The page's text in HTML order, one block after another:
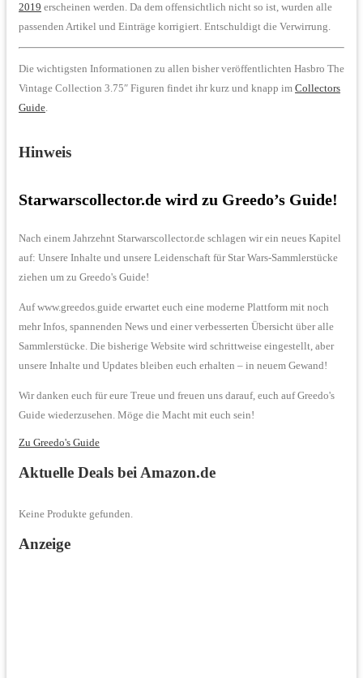
2019 erscheinen werden. Da dem offensichtlich nicht so ist, wurden alle
passenden Artikel und Einträge korrigiert. Entschuldigt die Verwirrung.
Die wichtigsten Informationen zu allen bisher veröffentlichten Hasbro The
Vintage Collection 3.75″ Figuren findet ihr kurz und knapp im Collectors
Guide.
Hinweis
Starwarscollector.de wird zu Greedo’s Guide!
Nach einem Jahrzehnt Starwarscollector.de schlagen wir ein neues Kapitel
auf: Unsere Inhalte und unsere Leidenschaft für Star Wars-Sammlerstücke
ziehen um zu Greedo's Guide!
Auf www.greedos.guide erwartet euch eine moderne Plattform mit noch
mehr Infos, spannenden News und einer verbesserten Übersicht über alle
Sammlerstücke. Die bisherige Website wird schrittweise eingestellt, aber
unsere Inhalte und Updates bleiben euch erhalten – in neuem Gewand!
Wir danken euch für eure Treue und freuen uns darauf, euch auf Greedo's
Guide wiederzusehen. Möge die Macht mit euch sein!
Zu Greedo's Guide
Aktuelle Deals bei Amazon.de
Keine Produkte gefunden.
Anzeige